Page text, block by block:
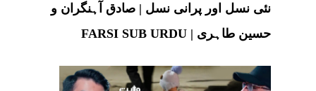
نئی نسل اور پرانی نسل | صادق آہنگران و
حسین طاہری | FARSI SUB URDU